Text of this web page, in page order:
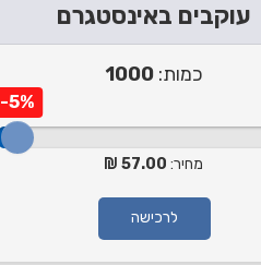
עוקבים באינסטגרם
כמות: 1000
-5%
מחיר: 57.00
לרכישה